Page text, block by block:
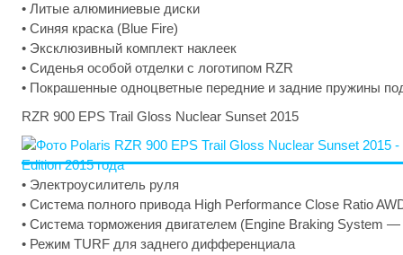
• Литые алюминиевые диски
• Синяя краска (Blue Fire)
• Эксклюзивный комплект наклеек
• Сиденья особой отделки с логотипом RZR
• Покрашенные одноцветные передние и задние пружины
RZR 900 EPS Trail Gloss Nuclear Sunset 2015
• Электроусилитель руля
• Система полного привода High Performance Close Ratio
• Система торможения двигателем (Engine Braking System
• Режим TURF для заднего дифференциала